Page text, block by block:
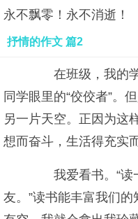
永不飘零！永不消逝！
抒情的作文 篇2
在班级，我的学
同学眼里的“佼佼者”。
另一片天空。正因为这
想而奋斗，生活得充实
我爱看书。“读
友。”读书能丰富我们